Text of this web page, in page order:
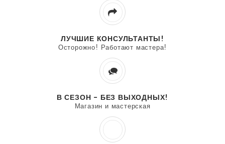
ЛУЧШИЕ КОНСУЛЬТАНТЫ!
Осторожно! Работают мастера!
В СЕЗОН - БЕЗ ВЫХОДНЫХ!
Магазин и мастерская